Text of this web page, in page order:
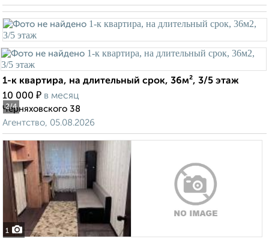
2/4
1-к квартира, на длительный срок, 36м², 3/5 этаж
10 000 ₽ в месяц
Черняховского 38
Агентство, 05.08.2026
1